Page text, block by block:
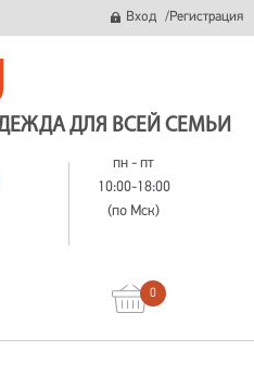
Вход /Регистрация
ДЛЯ ВСЕЙ СЕМЬИ
пн - пт
10:00-18:00
(по Мск)
0